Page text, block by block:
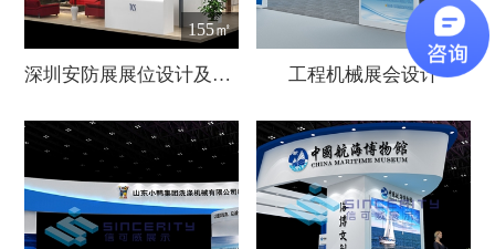
155㎡
深圳安防展展位设计及搭建
81㎡
工程机械展会设计